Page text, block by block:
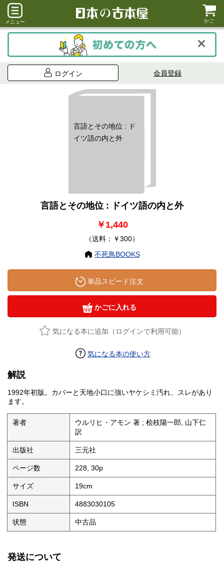
メニュー かご
ログイン 会員登録
言語とその地位 : ド
イツ語の内と外
言語とその地位 : ドイツ語の内と外
￥1,440
（送料：￥300）
不死鳥BOOKS
単品スピード注文
かごに入れる
気になる本に追加（ログインで利用可能）
気になる本の使い方
解説
1992年初版。カバーと天地小口に強いヤケシミ汚れ、スレがあり
ます。
著者
ウルリヒ・アモン 著 ; 桧枝陽一郎, 山下仁
訳
出版社 三元社
ページ数 228, 30p
サイズ 19cm
ISBN 4883030105
状態 中古品
発送について